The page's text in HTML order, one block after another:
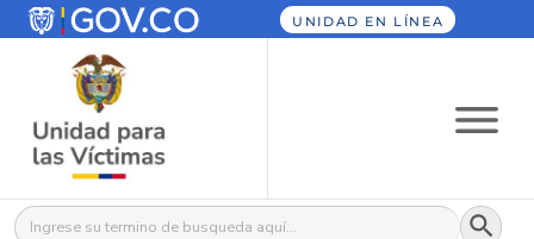
UNIDAD EN LÍNEA
Buscar: Botón